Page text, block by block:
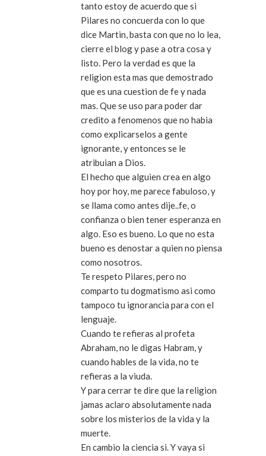
tanto estoy de acuerdo que si
Pilares no concuerda con lo que
dice Martin, basta con que no lo lea,
cierre el blog y pase a otra cosa y
listo. Pero la verdad es que la
religion esta mas que demostrado
que es una cuestion de fe y nada
mas. Que se uso para poder dar
credito a fenomenos que no habia
como explicarselos a gente
ignorante, y entonces se le
atribuian a Dios.
El hecho que alguien crea en algo
hoy por hoy, me parece fabuloso, y
se llama como antes dije..fe, o
confianza o bien tener esperanza en
algo. Eso es bueno. Lo que no esta
bueno es denostar a quien no piensa
como nosotros.
Te respeto Pilares, pero no
comparto tu dogmatismo asi como
tampoco tu ignorancia para con el
lenguaje.
Cuando te refieras al profeta
Abraham, no le digas Habram, y
cuando hables de la vida, no te
refieras a la viuda.
Y para cerrar te dire que la religion
jamas aclaro absolutamente nada
sobre los misterios de la vida y la
muerte.
En cambio la ciencia si. Y vaya si